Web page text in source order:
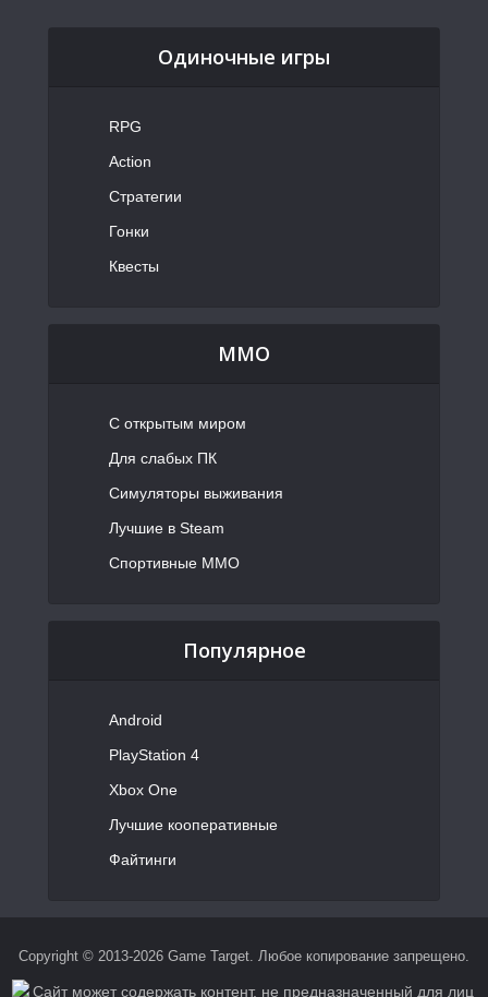
Одиночные игры
RPG
Action
Стратегии
Гонки
Квесты
MMO
С открытым миром
Для слабых ПК
Симуляторы выживания
Лучшие в Steam
Спортивные MMO
Популярное
Android
PlayStation 4
Xbox One
Лучшие кооперативные
Файтинги
Copyright © 2013-2026 Game Target. Любое копирование запрещено.